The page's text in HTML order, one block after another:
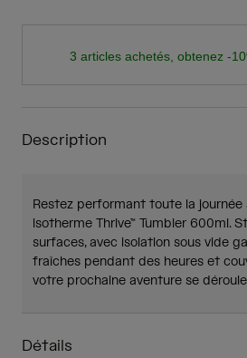
3 articles achetés, obtenez -
Description
Restez performant toute la
isotherme Thrive™ Tumbler 600ml.
surfaces, avec isolation sous vide
fraîches pendant des heures et
votre prochaine aventure se
Détails